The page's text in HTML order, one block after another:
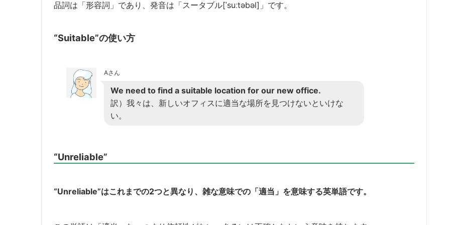
品詞は「形容詞」であり、発音は「スータブル[ˈsuːtəbəl]」です。
“Suitable”の使い方
Aさん
We need to find a suitable location for our new office.
訳）我々は、新しいオフィスに適当な場所を見つけないといけな
い。
“Unreliable”
“Unreliable”はこれまでの2つと異なり、雑な意味での「適当」を意味する英単語です。